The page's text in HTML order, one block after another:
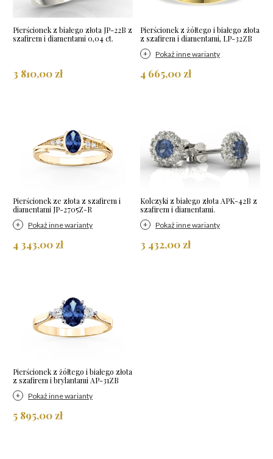
Pierścionek z białego złota JP-22B z
szafirem i diamentami 0,04 ct.
3 810,00 zł
Pierścionek z żółtego i białego złota
z szafirem i diamentami, LP-32ZB
Pokaż inne warianty
4 665,00 zł
Pierścionek ze złota z szafirem i
diamentami JP-2705Z-R
Pokaż inne warianty
4 343,00 zł
Kolczyki z białego złota APK-42B z
szafirem i diamentami.
Pokaż inne warianty
3 432,00 zł
Pierścionek z żółtego i białego złota
z szafirem i brylantami AP-31ZB
Pokaż inne warianty
5 895,00 zł